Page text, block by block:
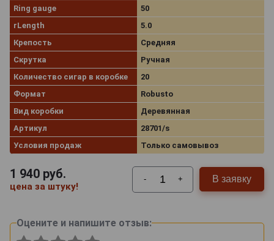
Ring gauge
50
rLength
5.0
Крепость
Средняя
Скрутка
Ручная
Количество сигар в коробке
20
Формат
Robusto
Вид коробки
Деревянная
Артикул
28701/s
Условия продаж
Только самовывоз
1 940 руб.
цена за штуку!
- + В заявку
Оцените и напишите отзыв: